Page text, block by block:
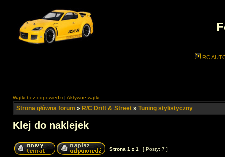
RC
Wątki bez odpowiedzi | Aktywne wątki
Strona główna forum » R/C Drift & Street » Tuning stylistyczny
Klej do naklejek
Strona 1 z 1 [ Posty: 7 ]